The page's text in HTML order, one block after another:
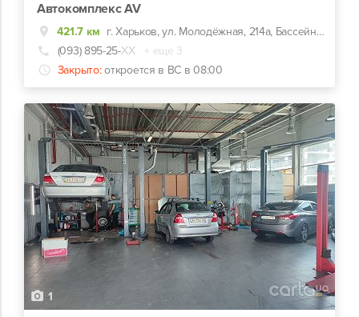
Автокомплекс AV
421.7 км
г. Харьков, ул. Молодёжная, 214а, Бассейн Нептун
(093) 895-25-ХХ
+ еще 3
Закрыто: откроется в ВС в 08:00
1